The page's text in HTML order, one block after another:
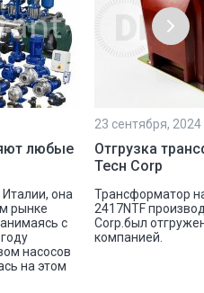
любые
Италии, она
рынке
с
насосов
на этом
23 сентября, 2024
Отгрузка
Тесн Corp
Трансформатор
2417NTF
Corp.был
компанией.